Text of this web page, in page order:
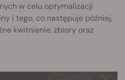
w celu optymalizacji
i tego, co następuje później,
kwitnienie, zbiory oraz